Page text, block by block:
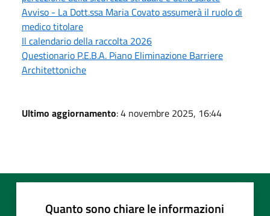
Avviso - La Dott.ssa Maria Covato assumerà il ruolo di
medico titolare
Il calendario della raccolta 2026
Questionario P.E.B.A. Piano Eliminazione Barriere
Architettoniche
Ultimo aggiornamento: 4 novembre 2025, 16:44
Quanto sono chiare le informazioni